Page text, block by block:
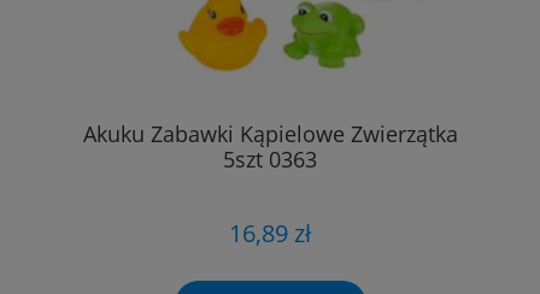
Akuku Zabawki Kąpielowe Zwierzątka
5szt 0363
16,89 zł